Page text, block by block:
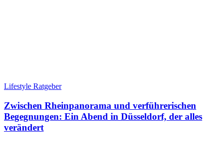
Lifestyle Ratgeber
Zwischen Rheinpanorama und verführerischen
Begegnungen: Ein Abend in Düsseldorf, der alles
verändert